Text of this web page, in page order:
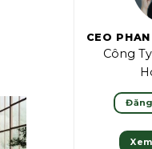
CEO
Công